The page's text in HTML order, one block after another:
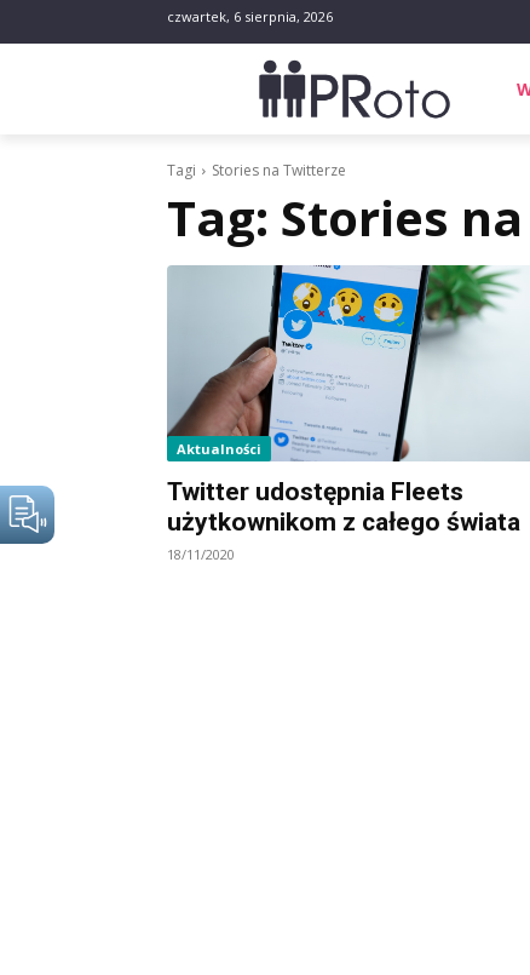
czwartek, 6 sierpnia, 2026
Tagi Stories na Twitterze
Tag: Stories
Aktualności
Twitter udostępnia Fleets
użytkownikom z całego świata
18/11/2020